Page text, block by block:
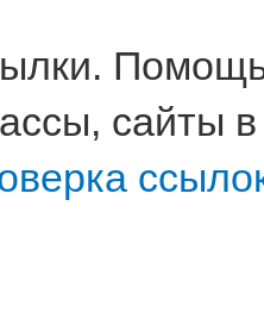
сайты